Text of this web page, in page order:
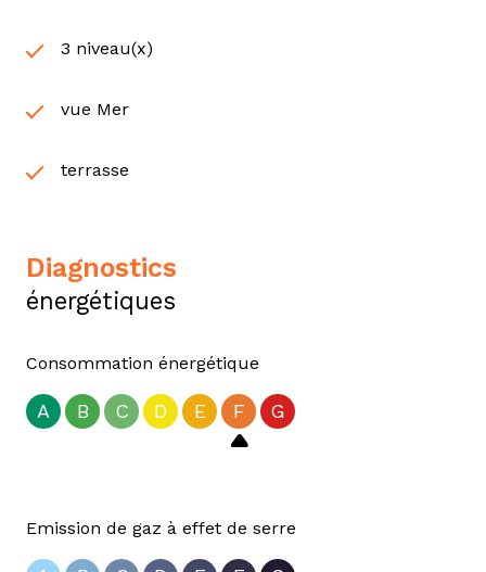
3 niveau(x)
vue Mer
terrasse
diagnostics
énergétiques
Consommation énergétique
A B C D E F G
Emission de gaz à effet de serre